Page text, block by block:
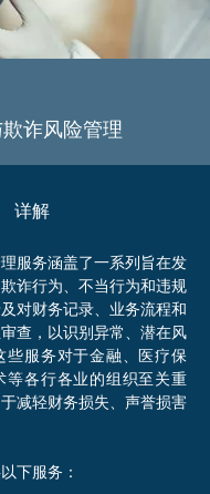
诈风险管理
​详解
服务涵盖了一系列旨在发
诈行为、不当行为和违规
对财务记录、业务流程和
查，以识别异常、潜在风
些服务对于金融、医疗保
等各行各业的组织至关重
减轻财务损失、声誉损害
下服务：